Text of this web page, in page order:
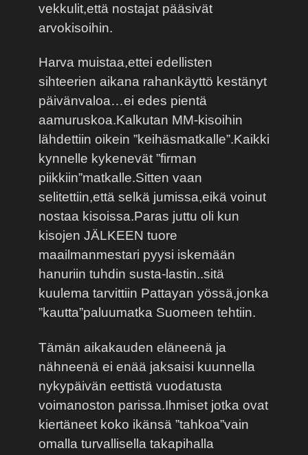
vekkulit,että nostajat pääsivät
arvokisoihin.
Harva muistaa,ettei edellisten
sihteerien aikana rahankäyttö kestänyt
päivänvaloa…ei edes pientä
aamuruskoa.Kalkutan MM-kisoihin
lähdettiin oikein ”keihäsmatkalle”.Kaikki
kynnelle kykenevät ”firman
piikkiin”matkalle.Sitten vaan
selitettiin,että selkä jumissa,eikä voinut
nostaa kisoissa.Paras juttu oli kun
kisojen JÄLKEEN tuore
maailmanmestari pyysi iskemään
hanuriin tuhdin susta-lastin..sitä
kuulema tarvittiin Pattayan yössä,jonka
”kautta”paluumatka Suomeen tehtiin.
Tämän aikakauden eläneenä ja
nähneenä ei enää jaksaisi kuunnella
nykypäivän eettistä vuodatusta
voimanoston parissa.Ihmiset jotka ovat
kiertäneet koko ikänsä ”tahkoa”vain
omalla turvallisella takapihalla